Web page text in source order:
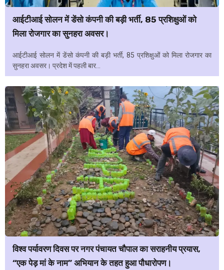
आईटीआई सोलन में डेंसो कंपनी की बड़ी भर्ती, 85 प्रशिक्षुओं को
मिला रोजगार का सुनहरा अवसर।
आईटीआई सोलन में डेंसो कंपनी की बड़ी भर्ती, 85 प्रशिक्षुओं को मिला रोजगार का
सुनहरा अवसर। प्रदेश में पहली बार...
विश्व पर्यावरण दिवस पर नगर पंचायत चौपाल का सराहनीय प्रयास,
“एक पेड़ मां के नाम” अभियान के तहत हुआ पौधारोपण।